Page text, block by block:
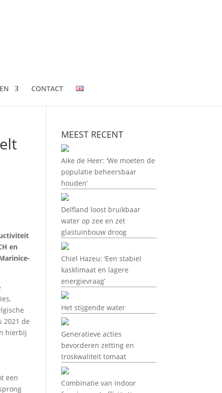
CONTACT
en
2021 de
hierbij
een
MEEST RECENT
Aike de Heer: ‘We moeten de
populatie beheersbaar
houden’
Delfland loost bruikbaar
water op zee en zet
glastuinbouw droog
Chiel Hazeu: ‘Een stabiel
kasklimaat en lagere
energievraag’
Het stijgende water
Generatieve acties
bevorderen zetting en
troskwaliteit tomaat
Combinatie van indoor